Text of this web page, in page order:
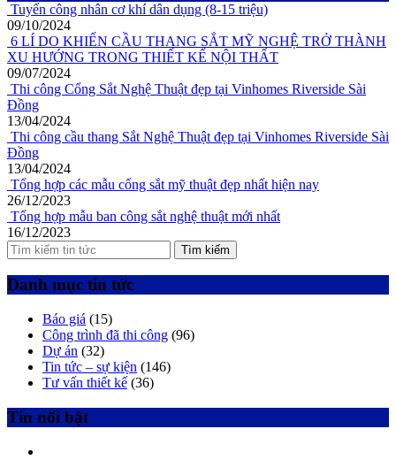
Tuyển công nhân cơ khí dân dụng (8-15 triệu)
09/10/2024
6 LÍ DO KHIẾN CẦU THANG SẮT MỸ NGHỆ TRỞ THÀNH
XU HƯỚNG TRONG THIẾT KẾ NỘI THẤT
09/07/2024
Thi công Cổng Sắt Nghệ Thuật đẹp tại Vinhomes Riverside Sài
Đồng
13/04/2024
Thi công cầu thang Sắt Nghệ Thuật đẹp tại Vinhomes Riverside Sài
Đồng
13/04/2024
Tổng hợp các mẫu cổng sắt mỹ thuật đẹp nhất hiện nay
26/12/2023
Tổng hợp mẫu ban công sắt nghệ thuật mới nhất
16/12/2023
Tìm kiếm
Danh mục tin tức
Báo giá (15)
Công trình đã thi công (96)
Dự án (32)
Tin tức – sự kiện (146)
Tư vấn thiết kế (36)
Tin nổi bật